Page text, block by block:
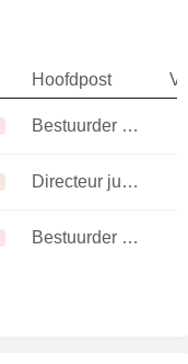
Hoofdpost
Bestuurder / senior manager
Directeur juridische afdeling
Bestuurder / senior manager